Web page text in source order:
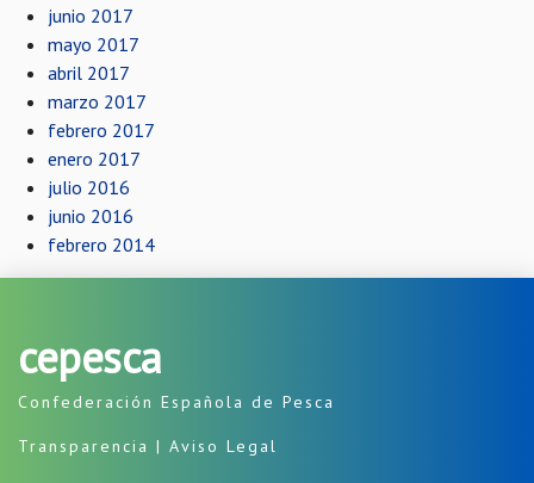
junio 2017
mayo 2017
abril 2017
marzo 2017
febrero 2017
enero 2017
julio 2016
junio 2016
febrero 2014
cepesca
Confederación Española de Pesca
Transparencia | Aviso Legal